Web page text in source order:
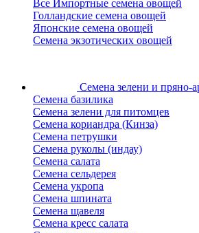
Все Импортные семена овощей
Голландские семена овощей
Японские семена овощей
Семена экзотических овощей
Семена зелени и пряно-
Семена базилика
Семена зелени для питомцев
Семена кориандра (Кинза)
Семена петрушки
Семена руколы (индау)
Семена салата
Семена сельдерея
Семена укропа
Семена шпината
Семена щавеля
Семена кресс салата